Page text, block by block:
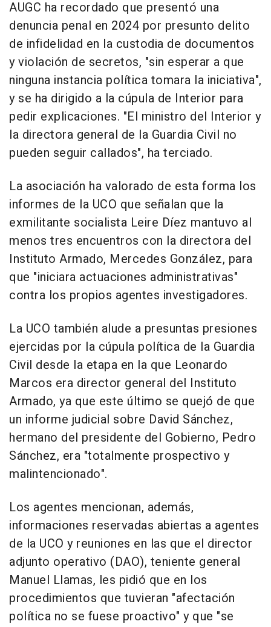
AUGC ha recordado que presentó una
denuncia penal en 2024 por presunto delito
de infidelidad en la custodia de documentos
y violación de secretos, "sin esperar a que
ninguna instancia política tomara la iniciativa",
y se ha dirigido a la cúpula de Interior para
pedir explicaciones. "El ministro del Interior y
la directora general de la Guardia Civil no
pueden seguir callados", ha terciado.
La asociación ha valorado de esta forma los
informes de la UCO que señalan que la
exmilitante socialista Leire Díez mantuvo al
menos tres encuentros con la directora del
Instituto Armado, Mercedes González, para
que "iniciara actuaciones administrativas"
contra los propios agentes investigadores.
La UCO también alude a presuntas presiones
ejercidas por la cúpula política de la Guardia
Civil desde la etapa en la que Leonardo
Marcos era director general del Instituto
Armado, ya que este último se quejó de que
un informe judicial sobre David Sánchez,
hermano del presidente del Gobierno, Pedro
Sánchez, era "totalmente prospectivo y
malintencionado".
Los agentes mencionan, además,
informaciones reservadas abiertas a agentes
de la UCO y reuniones en las que el director
adjunto operativo (DAO), teniente general
Manuel Llamas, les pidió que en los
procedimientos que tuvieran "afectación
política no se fuese proactivo" y que "se